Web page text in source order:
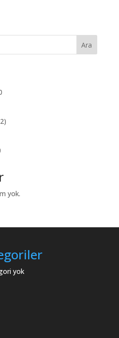
Ara
yok.
yok